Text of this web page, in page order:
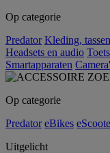
Op categorie
Predator Kleding,
Headsets en audio
Smartapparaten
Op categorie
Predator eBikes
Uitgelicht